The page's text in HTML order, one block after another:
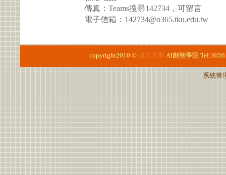
傳真：Teams搜尋142734，可留言
電子信箱：142734@o365.tku.edu.tw
copyright2010 © 淡江大學 AI創智學院 Tel:3656
系統管